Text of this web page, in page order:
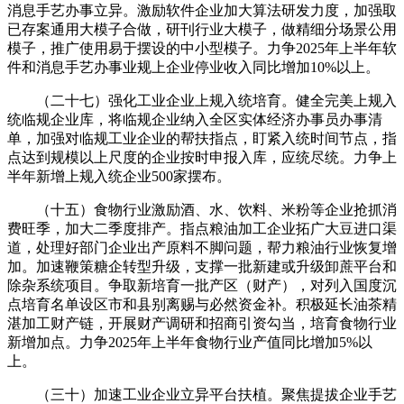
消息手艺办事立异。激励软件企业加大算法研发力度，加强取
已存案通用大模子合做，研刊行业大模子，做精细分场景公用
模子，推广使用易于摆设的中小型模子。力争2025年上半年软
件和消息手艺办事业规上企业停业收入同比增加10%以上。
（二十七）强化工业企业上规入统培育。健全完美上规入
统临规企业库，将临规企业纳入全区实体经济办事员办事清
单，加强对临规工业企业的帮扶指点，盯紧入统时间节点，指
点达到规模以上尺度的企业按时申报入库，应统尽统。力争上
半年新增上规入统企业500家摆布。
（十五）食物行业激励酒、水、饮料、米粉等企业抢抓消
费旺季，加大二季度排产。指点粮油加工企业拓广大豆进口渠
道，处理好部门企业出产原料不脚问题，帮力粮油行业恢复增
加。加速鞭策糖企转型升级，支撑一批新建或升级卸蔗平台和
除杂系统项目。争取新培育一批产区（财产），对列入国度沉
点培育名单设区市和县别离赐与必然资金补。积极延长油茶精
湛加工财产链，开展财产调研和招商引资勾当，培育食物行业
新增加点。力争2025年上半年食物行业产值同比增加5%以
上。
（三十）加速工业企业立异平台扶植。聚焦提拔企业手艺